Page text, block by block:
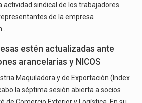
actividad sindical de los trabajadores.
de la empresa
estén actualizadas ante
arancelarias y NICOS
Maquiladora y de Exportación (Index
la séptima sesión abierta a socios